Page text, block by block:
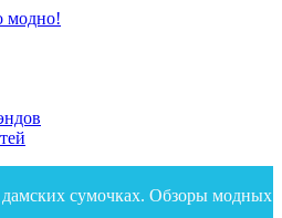
сумочках. Обзоры модных